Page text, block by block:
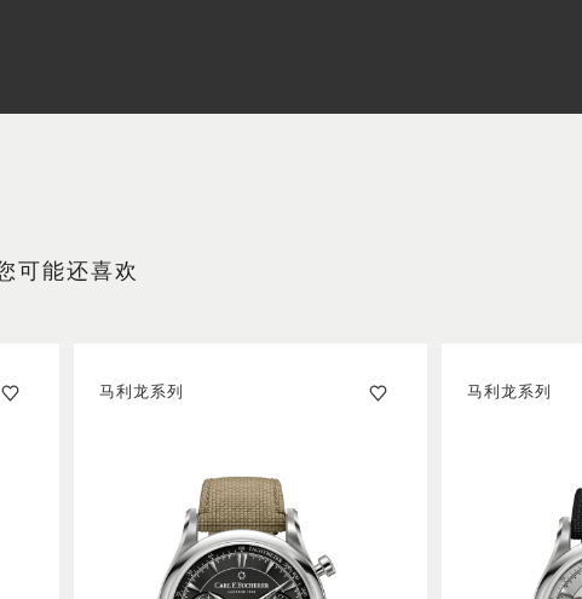
可能还喜欢
马利龙系列 马利龙系列